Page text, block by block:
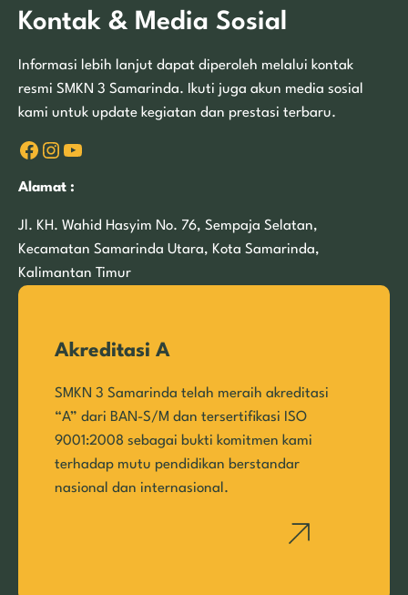
Kontak & Media Sosial
Informasi lebih lanjut dapat diperoleh melalui kontak
resmi SMKN 3 Samarinda. Ikuti juga akun media sosial
kami untuk update kegiatan dan prestasi terbaru.
Facebook Instagram YouTube
Alamat :
Jl. KH. Wahid Hasyim No. 76, Sempaja Selatan,
Kecamatan Samarinda Utara, Kota Samarinda,
Kalimantan Timur
Akreditasi A
SMKN 3 Samarinda telah meraih akreditasi
“A” dari BAN-S/M dan tersertifikasi ISO
9001:2008 sebagai bukti komitmen kami
terhadap mutu pendidikan berstandar
nasional dan internasional.